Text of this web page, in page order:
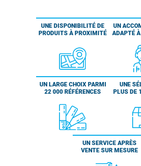
UNE DISPONIBILITÉ DE
PRODUITS À PROXIMITÉ
UN
ADAPTÉ
UN LARGE CHOIX PARMI
22 000 RÉFÉRENCES
UNE
PLUS DE
UN SERVICE APRÈS
VENTE SUR MESURE